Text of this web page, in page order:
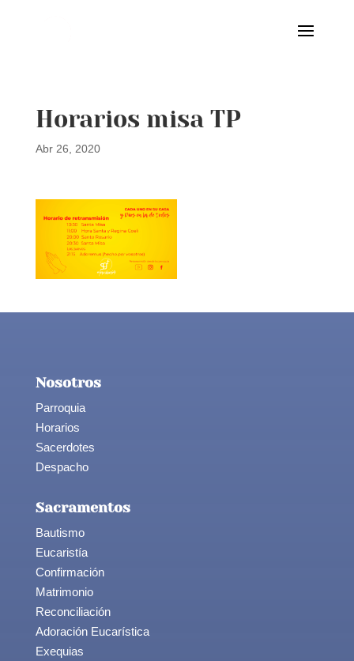
Horarios misa TP
Abr 26, 2020
Nosotros
Parroquia
Horarios
Sacerdotes
Despacho
Sacramentos
Bautismo
Eucaristía
Confirmación
Matrimonio
Reconciliación
Adoración Eucarística
Exequias